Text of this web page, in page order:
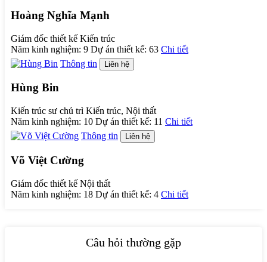
Hoàng Nghĩa Mạnh
Giám đốc thiết kế Kiến trúc
Năm kinh nghiệm: 9 Dự án thiết kế: 63 Chi tiết
Thông tin
Liên hệ
Hùng Bin
Kiến trúc sư chủ trì Kiến trúc, Nội thất
Năm kinh nghiệm: 10 Dự án thiết kế: 11 Chi tiết
Thông tin
Liên hệ
Võ Việt Cường
Giám đốc thiết kế Nội thất
Năm kinh nghiệm: 18 Dự án thiết kế: 4 Chi tiết
Câu hỏi thường gặp